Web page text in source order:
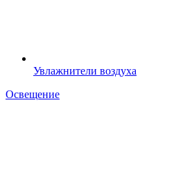
Увлажнители воздуха
Освещение